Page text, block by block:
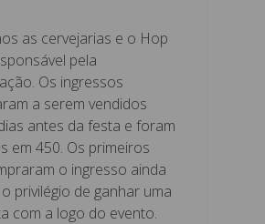
as cervejarias e o Hop
pela
Os ingressos
a serem vendidos
antes da festa e foram
em 450. Os primeiros
o ingresso ainda
privilégio de ganhar uma
com a logo do evento.